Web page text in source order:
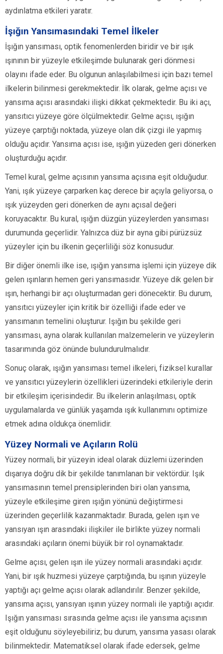
aydınlatma etkileri yaratır.
İşığın Yansımasındaki Temel İlkeler
İşığın yansıması, optik fenomenlerden biridir ve bir ışık
ışınının bir yüzeyle etkileşimde bulunarak geri dönmesi
olayını ifade eder. Bu olgunun anlaşılabilmesi için bazı temel
ilkelerin bilinmesi gerekmektedir. İlk olarak, gelme açısı ve
yansıma açısı arasındaki ilişki dikkat çekmektedir. Bu iki açı,
yansıtıcı yüzeye göre ölçülmektedir. Gelme açısı, ışığın
yüzeye çarptığı noktada, yüzeye olan dik çizgi ile yapmış
olduğu açıdır. Yansıma açısı ise, ışığın yüzeden geri dönerken
oluşturduğu açıdır.
Temel kural, gelme açısının yansıma açısına eşit olduğudur.
Yani, ışık yüzeye çarparken kaç derece bir açıyla geliyorsa, o
ışık yüzeyden geri dönerken de aynı açısal değeri
koruyacaktır. Bu kural, ışığın düzgün yüzeylerden yansıması
durumunda geçerlidir. Yalnızca düz bir ayna gibi pürüzsüz
yüzeyler için bu ilkenin geçerliliği söz konusudur.
Bir diğer önemli ilke ise, ışığın yansıma işlemi için yüzeye dik
gelen ışınların hemen geri yansımasıdır. Yüzeye dik gelen bir
ışın, herhangi bir açı oluşturmadan geri dönecektir. Bu durum,
yansıtıcı yüzeyler için kritik bir özelliği ifade eder ve
yansımanın temelini oluşturur. Işığın bu şekilde geri
yansıması, ayna olarak kullanılan malzemelerin ve yüzeylerin
tasarımında göz önünde bulundurulmalıdır.
Sonuç olarak, ışığın yansıması temel ilkeleri, fiziksel kurallar
ve yansıtıcı yüzeylerin özellikleri üzerindeki etkileriyle derin
bir etkileşim içerisindedir. Bu ilkelerin anlaşılması, optik
uygulamalarda ve günlük yaşamda ışık kullanımını optimize
etmek adına oldukça önemlidir.
Yüzey Normali ve Açıların Rolü
Yüzey normali, bir yüzeyin ideal olarak düzlemi üzerinden
dışarıya doğru dik bir şekilde tanımlanan bir vektördür. Işık
yansımasının temel prensiplerinden biri olan yansıma,
yüzeyle etkileşime giren ışığın yönünü değiştirmesi
üzerinden geçerlilik kazanmaktadır. Burada, gelen ışın ve
yansıyan ışın arasındaki ilişkiler ile birlikte yüzey normali
arasındaki açıların önemi büyük bir rol oynamaktadır.
Gelme açısı, gelen ışın ile yüzey normali arasındaki açıdır.
Yani, bir ışık huzmesi yüzeye çarptığında, bu ışının yüzeyle
yaptığı açı gelme açısı olarak adlandırılır. Benzer şekilde,
yansıma açısı, yansıyan ışının yüzey normali ile yaptığı açıdır.
Işığın yansıması sırasında gelme açısı ile yansıma açısının
eşit olduğunu söyleyebiliriz; bu durum, yansıma yasası olarak
bilinmektedir. Matematiksel olarak ifade edersek, gelme